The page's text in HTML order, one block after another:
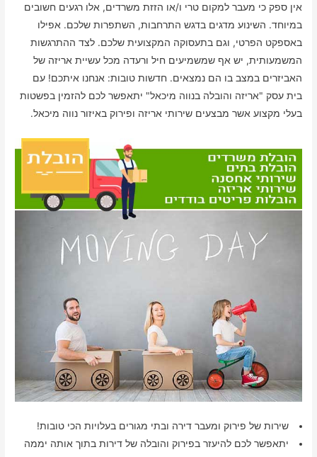
אין ספק כי מעבר למקום טרי ו/או הזזת משרדים, אלו רגעים חשובים
במיוחד. השינוע מדגים בדגש התרחבות, השתפרות שלכם. אפילו
באספקט הפרטי, וגם בתעסוקה המקצועית שלכם. לצד ההתרגשות
המשמעותית, יש אף שמשמיעים חיל ורעדה מכל עשיית אריזה של
האביזרים במצב בו הם נמצאים. חדשות טובות: אנחנו איתכם! עם
בית עסק "אריזה והובלה בנווה מיכאל" יתאפשר לכם להזמין בפשטות
בעלי מקצוע אשר מבצעים שירותי אריזה ופירוק באיזור נווה מיכאל.
שירות של פירוק ומעבר דירה ובתי מגורים בעלויות הכי טובות!
יתאפשר לכם להיעזר בפירוק והובלה של דירות בתוך אותה יממה